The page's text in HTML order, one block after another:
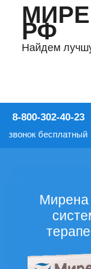
РФ
Найдем
8-800-302-40-23
звонок бесплатный
Мирена